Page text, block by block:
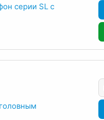
серии SL с